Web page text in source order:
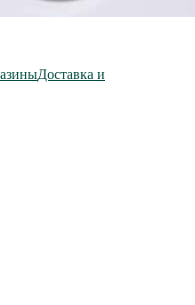
Доставка и